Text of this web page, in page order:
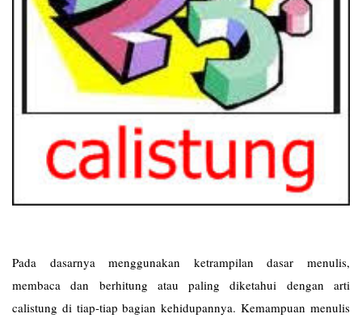
Pada dasarnya menggunakan ketrampilan dasar menulis,
membaca dan berhitung atau paling diketahui dengan arti
calistung di tiap-tiap bagian kehidupannya. Kemampuan menulis